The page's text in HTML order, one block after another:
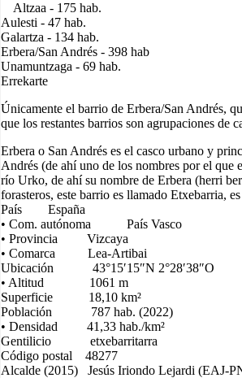
Altzaa - 175 hab.
Aulesti - 47 hab.
Galartza - 134 hab.
Erbera/San Andrés - 398 hab
Unamuntzaga - 69 hab.
Errekarte
Únicamente el barrio de Erbera/San Andrés,
que los restantes barrios son agrupaciones de
Erbera o San Andrés es el casco urbano y
Andrés (de ahí uno de los nombres por el que
río Urko, de ahí su nombre de Erbera (herri
forasteros, este barrio es llamado Etxebarria,
País España
• Com. autónoma País Vasco
• Provincia Vizcaya
• Comarca Lea-Artibai
Ubicación 43°15′15″N 2°28′38″O
• Altitud 1061​ m
Superficie 18,10 km²
Población 787 hab. (2022)
• Densidad 41,33 hab./km²
Gentilicio etxebarritarra
Código postal 48277
Alcalde (2015) Jesús Iriondo Lejardi (EAJ-